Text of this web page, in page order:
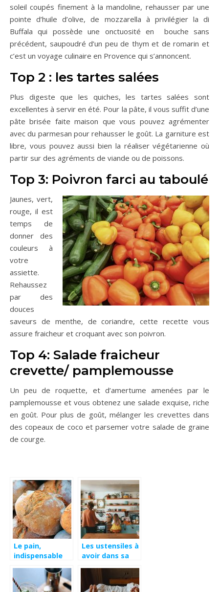
soleil coupés finement à la mandoline, rehausser par une
pointe d’huile d’olive, de mozzarella à privilégier la di
Buffala qui possède une onctuosité en bouche sans
précédent, saupoudré d’un peu de thym et de romarin et
c’est un voyage culinaire en Provence qui s’annoncent.
Top 2 : les tartes salées
Plus digeste que les quiches, les tartes salées sont
excellentes à servir en été. Pour la pâte, il vous suffit d’une
pâte brisée faite maison que vous pouvez agrémenter
avec du parmesan pour rehausser le goût. La garniture est
libre, vous pouvez aussi bien la réaliser végétarienne où
partir sur des agréments de viande ou de poissons.
Top 3: Poivron farci au taboulé
Jaunes, vert,
rouge, il est
temps de
donner des
couleurs à
votre
assiette.
Rehaussez
par des
douces
saveurs de menthe, de coriandre, cette recette vous
assure fraicheur et croquant avec son poivron.
Top 4: Salade fraicheur
crevette/ pamplemousse
Un peu de roquette, et d’amertume amenées par le
pamplemousse et vous obtenez une salade exquise, riche
en goût. Pour plus de goût, mélanger les crevettes dans
des copeaux de coco et parsemer votre salade de graine
de courge.
Le pain,
indispensable
Français !
Les ustensiles à
avoir dans sa